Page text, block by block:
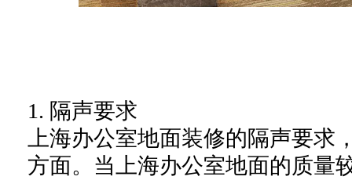
1. 隔声要求
上海办公室地面装修的隔声要
方面。当上海办公室地面的质量